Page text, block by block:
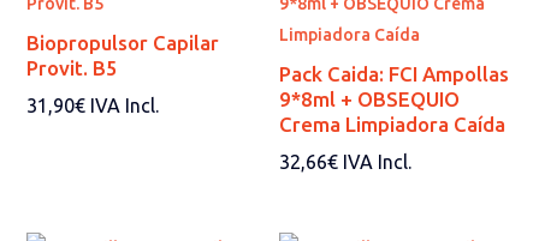
Biopropulsor Capilar
Provit. B5
31,90€ IVA Incl.
Pack Caida: FCI Ampollas
9*8ml + OBSEQUIO
Crema Limpiadora Caída
32,66€ IVA Incl.